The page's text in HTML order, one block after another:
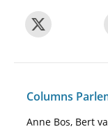
Columns
Anne Bos, Bert